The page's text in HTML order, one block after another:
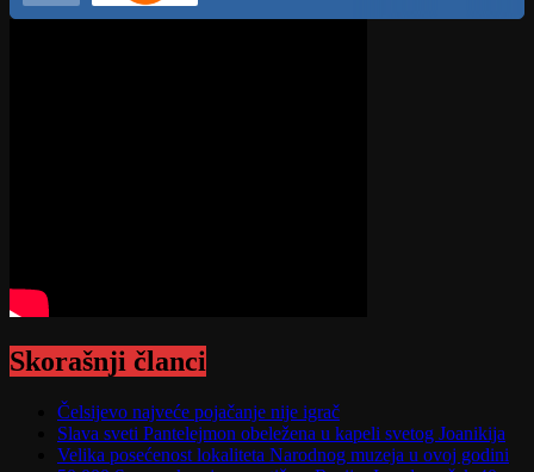
Skorašnji članci
Čelsijevo najveće pojačanje nije igrač
Slava sveti Pantelejmon obeležena u kapeli svetog Joanikija
Velika posećenost lokaliteta Narodnog muzeja u ovoj godini